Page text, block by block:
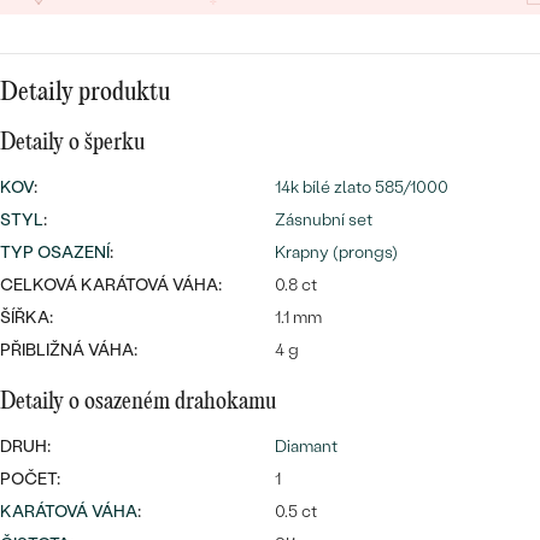
Nejprodávanější
snubní prsteny
PROHLÉDNOUT
DLE MATERIÁLU
ZLATO
PLATINA
STŘÍBRO
S DRAHOKAMY
S LAB-GROWN DIAMANTY
S PERLAMI
DLE STYLU
PERSONALIZOVANÉ
SYMBOLICKÉ
MINIMALISTICKÉ
PODLE PŘÍLEŽITOSTI
PODLE BARVY
Nejprodávanější
CENOVĚ DOSTUPNÉ
LUXUSNÍ
CENOVĚ DOSTUPNÉ
Detaily produktu
Detaily o šperku
KOV:
14k bílé zlato 585/1000
STYL:
Zásnubní set
TYP OSAZENÍ:
Krapny (prongs)
CELKOVÁ KARÁTOVÁ VÁHA:
0.8 ct
ŠÍŘKA:
1.1 mm
PŘIBLIŽNÁ VÁHA:
4 g
Detaily o osazeném drahokamu
DRUH:
Diamant
POČET:
1
KARÁTOVÁ VÁHA:
0.5 ct